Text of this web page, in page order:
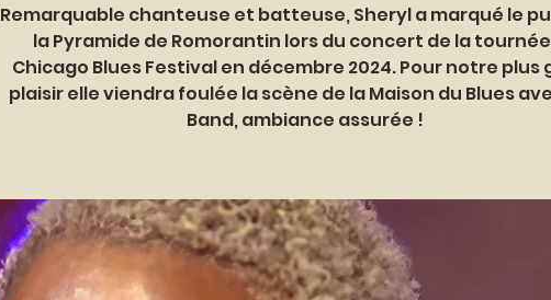
Remarquable chanteuse et batteuse, Sheryl a marqué le
la Pyramide de Romorantin lors du concert de la
Chicago Blues Festival en décembre 2024. Pour notre plus
plaisir elle viendra foulée la scène de la Maison du Blues
Band, ambiance assurée !